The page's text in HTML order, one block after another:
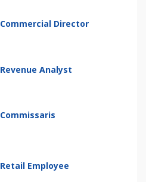
Commercial Director
Revenue Analyst
Commissaris
Retail Employee